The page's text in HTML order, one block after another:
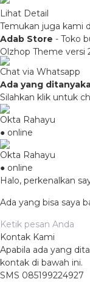
Lihat Detail
Temukan juga kami
Adab Store - Toko
Olzhop Theme versi
Chat via Whatsapp
Ada yang
Silahkan klik untuk
Okta Rahayu
● online
Okta Rahayu
● online
Halo, perkenalkan
Ada yang bisa saya
Kontak Kami
Apabila ada yang
kontak di bawah ini.
SMS 085199224927